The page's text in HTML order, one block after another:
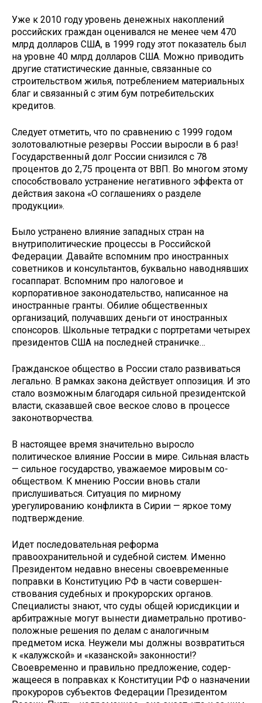
Уже к 2010 году уровень денежных накоплений
российских граждан оце­нивался не менее чем 470
млрд долла­ров США, в 1999 году этот показатель был
на уровне 40 млрд долларов США. Можно приводить
другие статистиче­ские данные, связанные со
строитель­ством жилья, потреблением матери­альных
благ и связанный с этим бум потребительских
кредитов.
Следует отметить, что по сравне­нию с 1999 годом
золотовалютные резервы России выросли в 6 раз!
Го­сударственный долг России снизился с 78
процентов до 2,75 процента от ВВП. Во многом этому
способствова­ло устранение негативного эффекта от
действия закона «О соглашениях о разделе
продукции».
Было устранено влияние западных стран на
внутриполитические процес­сы в Российской
Федерации. Давайте вспомним про иностранных
советни­ков и консультантов, буквально наво­днявших
госаппарат. Вспомним про налоговое и
корпоративное законо­дательство, написанное на
иностран­ные гранты. Обилие общественных
организаций, получавших деньги от иностранных
спонсоров. Школьные тетрадки с портретами четырех
прези­дентов США на последней страничке…
Гражданское общество в России стало развиваться
легально. В рам­ках закона действует оппозиция. И это
стало возможным благодаря сильной президентской
власти, ска­завшей свое веское слово в процессе
законотворчества.
В настоящее время значительно выросло
политическое влияние Рос­сии в мире. Сильная власть
— сильное государство, уважаемое мировым со­
обществом. К мнению России вновь стали
прислушиваться. Ситуация по мирному
урегулированию конфликта в Сирии — яркое тому
подтверждение.
Идет последовательная реформа
правоохранительной и судебной си­стем. Именно
Президентом недавно внесены своевременные
поправки в Конституцию РФ в части совершен­
ствования судебных и прокурорских органов.
Специалисты знают, что су­ды общей юрисдикции и
арбитражные могут вынести диаметрально противо­
положные решения по делам с анало­гичным
предметом иска. Неужели мы должны возвратиться
к «калужской» и «казанской» законности!?
Своевремен­но и правильно предложение, содер­
жащееся в поправках к Конституции РФ о назначении
прокуроров субъек­тов Федерации Президентом